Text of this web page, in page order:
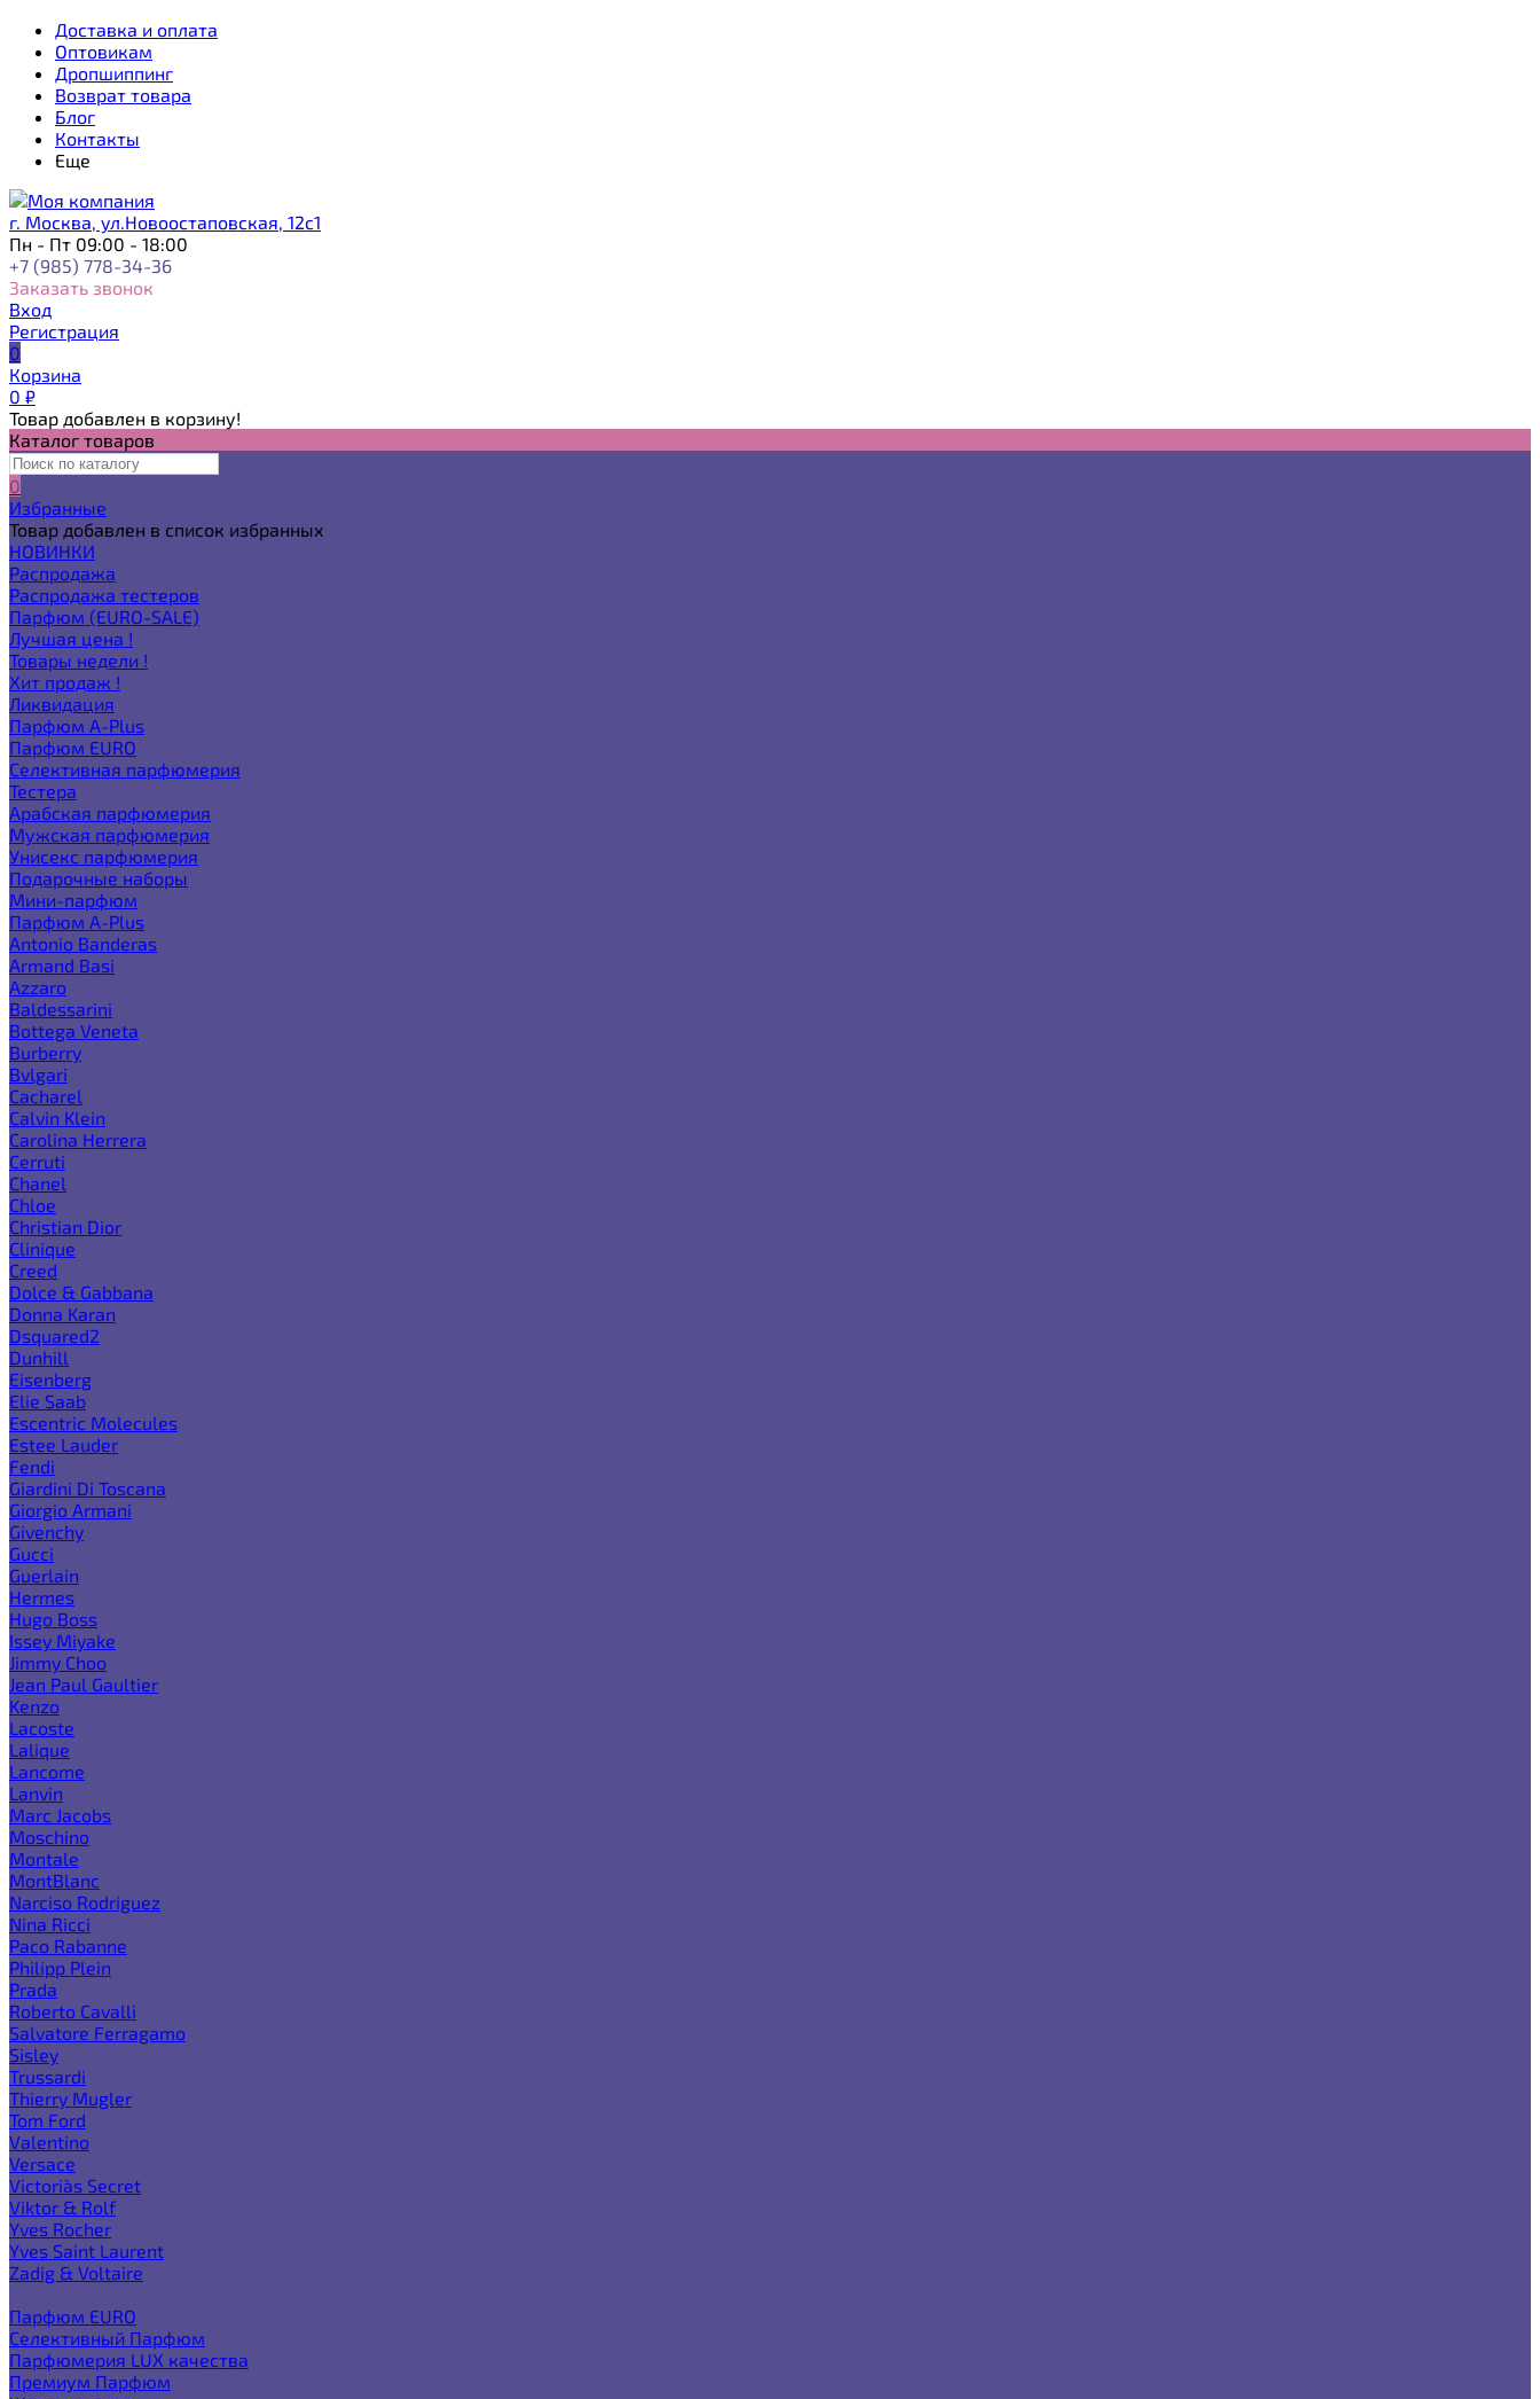
Доставка и оплата
Оптовикам
Дропшиппинг
Возврат товара
Блог
Контакты
Еще
г. Москва, ул.Новоостаповская, 12с1
Пн - Пт 09:00 - 18:00
+7 (985) 778-34-36
Заказать звонок
Вход
Регистрация
0
Корзина
0 ₽
Товар добавлен в корзину!
Каталог товаров
0
Избранные
Товар добавлен в список избранных
НОВИНКИ
Распродажа
Распродажа тестеров
Парфюм (EURO-SALE)
Лучшая цена !
Товары недели !
Хит продаж !
Ликвидация
Парфюм A-Plus
Парфюм EURO
Селективная парфюмерия
Тестера
Арабская парфюмерия
Мужская парфюмерия
Унисекс парфюмерия
Подарочные наборы
Мини-парфюм
Парфюм A-Plus
Antonio Banderas
Armand Basi
Azzaro
Baldessarini
Bottega Veneta
Burberry
Bvlgari
Cacharel
Calvin Klein
Carolina Herrera
Cerruti
Chanel
Chloe
Christian Dior
Clinique
Creed
Dolce & Gabbana
Donna Karan
Dsquared2
Dunhill
Eisenberg
Elie Saab
Escentric Molecules
Estee Lauder
Fendi
Giardini Di Toscana
Giorgio Armani
Givenchy
Gucci
Guerlain
Hermes
Hugo Boss
Issey Miyake
Jimmy Choo
Jean Paul Gaultier
Kenzo
Lacoste
Lalique
Lancome
Lanvin
Marc Jacobs
Moschino
Montale
MontBlanc
Narciso Rodriguez
Nina Ricci
Paco Rabanne
Philipp Plein
Prada
Roberto Cavalli
Salvatore Ferragamo
Sisley
Trussardi
Thierry Mugler
Tom Ford
Valentino
Versace
Victoria`s Secret
Viktor & Rolf
Yves Rocher
Yves Saint Laurent
Zadig & Voltaire
Парфюм EURO
Селективный Парфюм
Парфюмерия LUX качества
Премиум Парфюм